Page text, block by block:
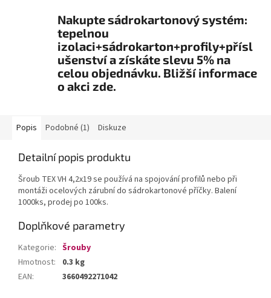
Nakupte sádrokartonový systém:
tepelnou
izolaci+sádrokarton+profily+přísl
ušenství a získáte slevu 5% na
celou objednávku. Bližší informace
o akci zde.
Popis Podobné (1) Diskuze
Detailní popis produktu
Šroub TEX VH 4,2x19 se používá na spojování profilů nebo při
montáži ocelových zárubní do sádrokartonové příčky. Balení
1000ks, prodej po 100ks.
Doplňkové parametry
Kategorie: Šrouby
Hmotnost:
0.3 kg
EAN: 3660492271042